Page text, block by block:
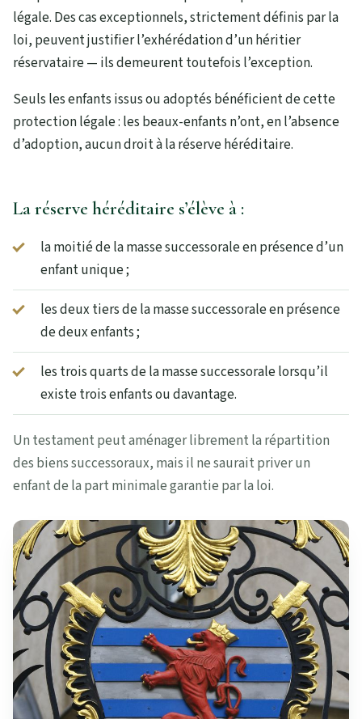
légale. Des cas exceptionnels, strictement définis par la
loi, peuvent justifier l’exhérédation d’un héritier
réservataire — ils demeurent toutefois l’exception.
Seuls les enfants issus ou adoptés bénéficient de cette
protection légale : les beaux-enfants n’ont, en l’absence
d’adoption, aucun droit à la réserve héréditaire.
La réserve héréditaire s’élève à :
la moitié de la masse successorale en présence d’un
enfant unique ;
les deux tiers de la masse successorale en présence
de deux enfants ;
les trois quarts de la masse successorale lorsqu’il
existe trois enfants ou davantage.
Un testament peut aménager librement la répartition
des biens successoraux, mais il ne saurait priver un
enfant de la part minimale garantie par la loi.